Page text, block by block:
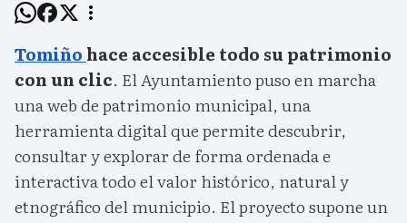
Tomiño hace accesible todo su patrimonio
con un clic. El Ayuntamiento puso en marcha
una web de patrimonio municipal, una
herramienta digital que permite descubrir,
consultar y explorar de forma ordenada e
interactiva todo el valor histórico, natural y
etnográfico del municipio. El proyecto supone un